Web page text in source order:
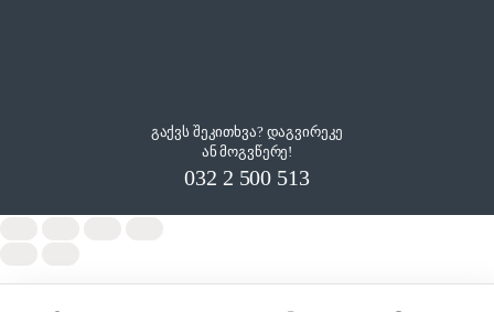
გაქვს შეკითხვა? დაგვირეკე
ან მოგვწერე!
032 2 500 513